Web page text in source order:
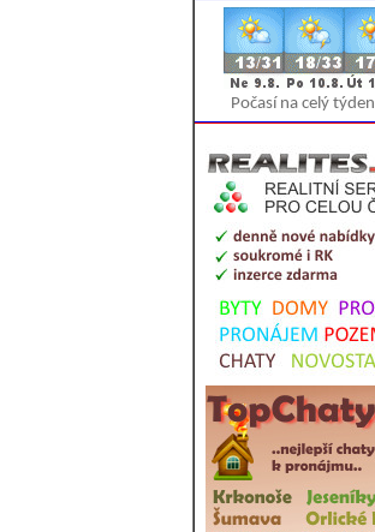
Počasí na celý týden